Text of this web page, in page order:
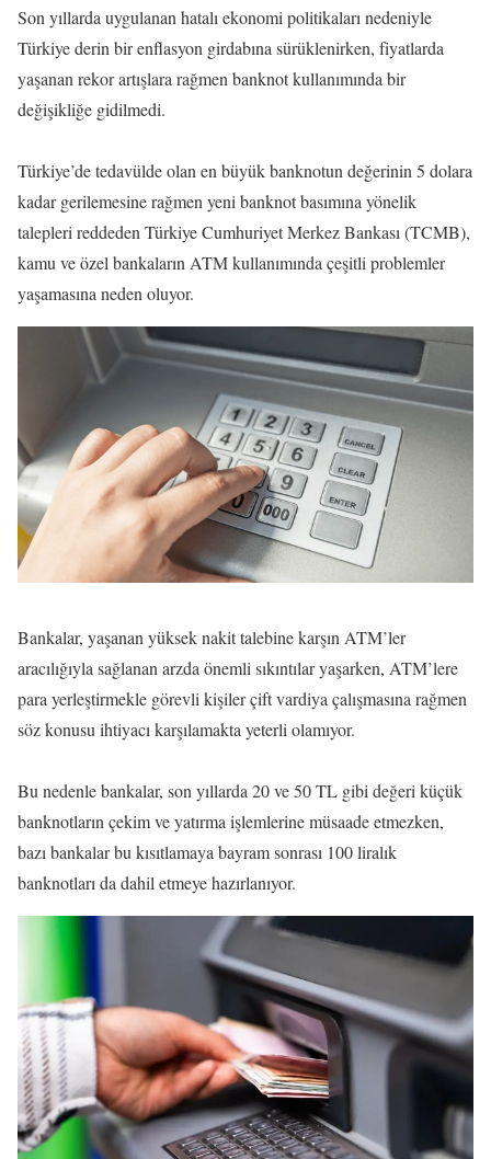
Son yıllarda uygulanan hatalı ekonomi politikaları nedeniyle
Türkiye derin bir enflasyon girdabına sürüklenirken, fiyatlarda
yaşanan rekor artışlara rağmen banknot kullanımında bir
değişikliğe gidilmedi.
Türkiye’de tedavülde olan en büyük banknotun değerinin 5 dolara
kadar gerilemesine rağmen yeni banknot basımına yönelik
talepleri reddeden Türkiye Cumhuriyet Merkez Bankası (TCMB),
kamu ve özel bankaların ATM kullanımında çeşitli problemler
yaşamasına neden oluyor.
Bankalar, yaşanan yüksek nakit talebine karşın ATM’ler
aracılığıyla sağlanan arzda önemli sıkıntılar yaşarken, ATM’lere
para yerleştirmekle görevli kişiler çift vardiya çalışmasına rağmen
söz konusu ihtiyacı karşılamakta yeterli olamıyor.
Bu nedenle bankalar, son yıllarda 20 ve 50 TL gibi değeri küçük
banknotların çekim ve yatırma işlemlerine müsaade etmezken,
bazı bankalar bu kısıtlamaya bayram sonrası 100 liralık
banknotları da dahil etmeye hazırlanıyor.